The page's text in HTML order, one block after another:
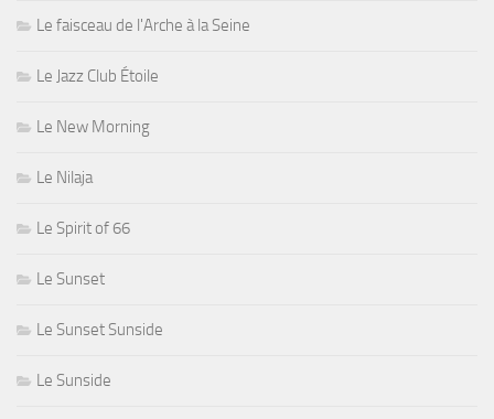
Le faisceau de l'Arche à la Seine
Le Jazz Club Étoile
Le New Morning
Le Nilaja
Le Spirit of 66
Le Sunset
Le Sunset Sunside
Le Sunside